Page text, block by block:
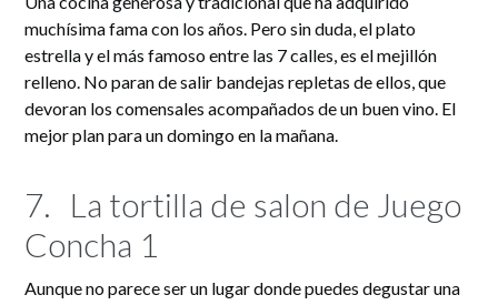
muchísima fama con los años. Pero sin duda, el plato
estrella y el más famoso entre las 7 calles, es el mejillón
relleno. No paran de salir bandejas repletas de ellos, que
devoran los comensales acompañados de un buen vino. El
mejor plan para un domingo en la mañana.
7. La tortilla de salon de Juego
Concha 1
Aunque no parece ser un lugar donde puedes degustar una